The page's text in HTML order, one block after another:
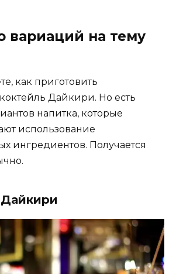
вариаций на тему
как приготовить
Дайкири. Но есть
напитка, которые
использование
ингредиентов. Получается